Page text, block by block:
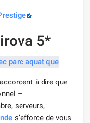
5*
à dire que
–
serveurs,
s’efforce de vous